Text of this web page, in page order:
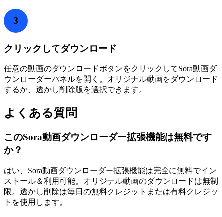
3
クリックしてダウンロード
任意の動画のダウンロードボタンをクリックしてSora動画ダ
ウンローダーパネルを開く。オリジナル動画をダウンロード
するか、透かし削除版を選択できます。
よくある質問
このSora動画ダウンローダー拡張機能は無料です
か？
はい、Sora動画ダウンローダー拡張機能は完全に無料でイン
ストール＆利用可能。オリジナル動画のダウンロードは無制
限。透かし削除は毎日の無料クレジットまたは有料クレジッ
トを使用します。